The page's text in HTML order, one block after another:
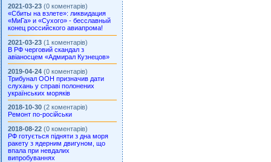
2021-03-23 (0 коментарів)
«Сбиты на взлете»: ликвидация
«МиГа» и «Сухого» - бесславный
конец российского авиапрома!
2021-03-23 (1 коментарів)
В РФ черговий скандал з
авіаносцем «Адмирал Кузнецов»
2019-04-24 (0 коментарів)
Трибунал ООН призначив дати
слухань у справі полонених
українських моряків
2018-10-30 (2 коментарів)
Ремонт по-російськи
2018-08-22 (0 коментарів)
РФ готується підняти з дна моря
ракету з ядерним двигуном, що
впала при невдалих
випробуваннях